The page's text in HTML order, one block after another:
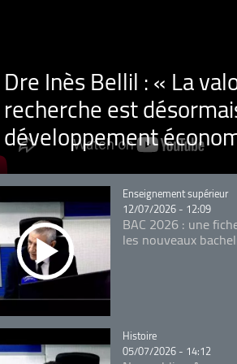
Dre Inès Bellil : « La
recherche est
développement
Catégorie
Enseignement supérieur
12/07/2026 - 12:09
BAC 2026 : une
les nouveaux
Catégorie
Histoire
05/07/2026 - 14:12